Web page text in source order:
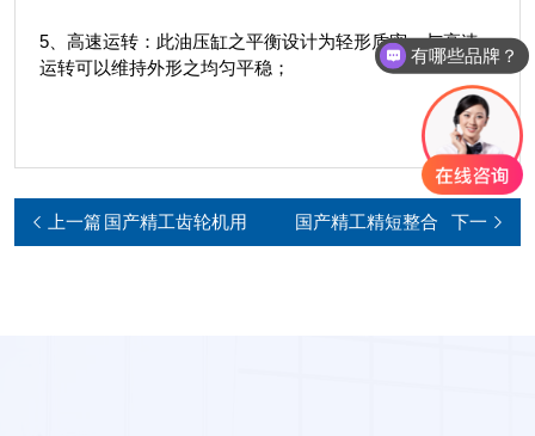
5、高速运转：此油压缸之平衡设计为轻形质密，与高速
运转可以维持外形之均匀平稳；
上一篇 国产精工齿轮机用 国产精工精短整合 下一
有哪些品牌？